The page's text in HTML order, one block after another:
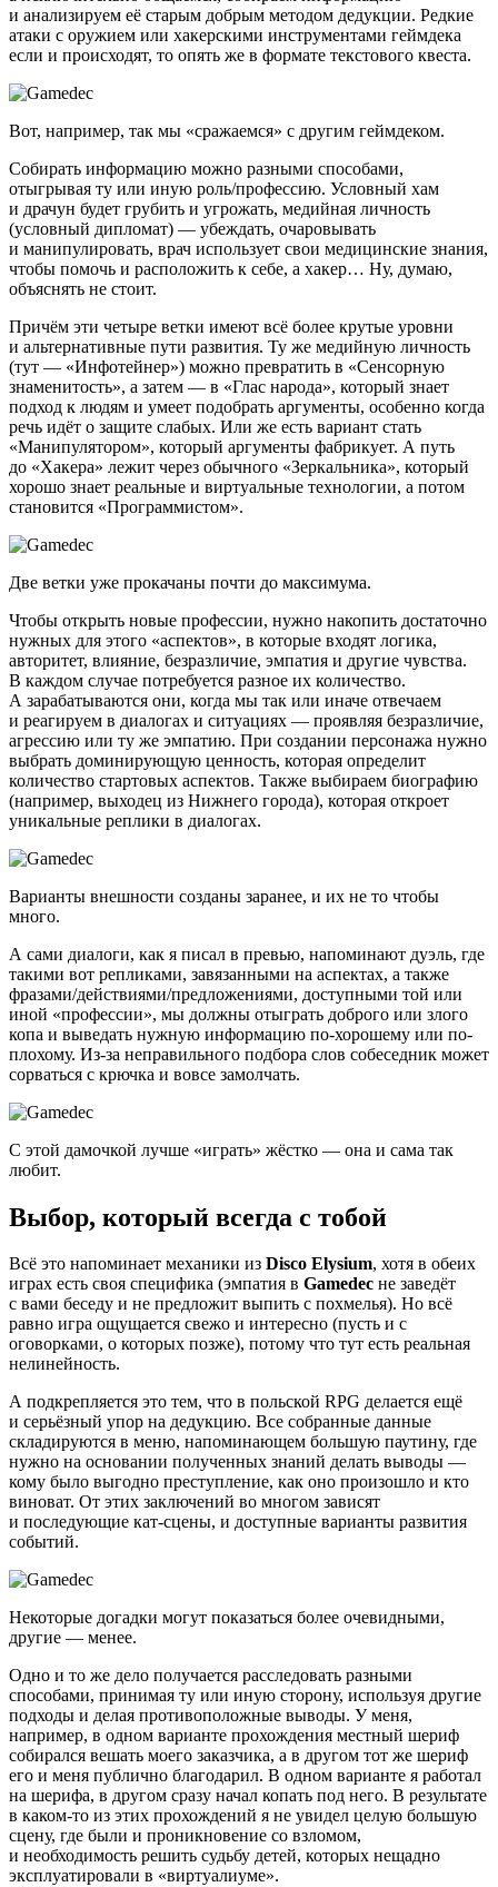
и анализируем её старым добрым методом дедукции. Редкие
атаки с оружием или хакерскими инструментами геймдека
если и происходят, то опять же в формате текстового квеста.
Вот, например, так мы «сражаемся» с другим геймдеком.
Собирать информацию можно разными способами,
отыгрывая ту или иную роль/профессию. Условный хам
и драчун будет грубить и угрожать, медийная личность
(условный дипломат) — убеждать, очаровывать
и манипулировать, врач использует свои медицинские знания,
чтобы помочь и расположить к себе, а хакер… Ну, думаю,
объяснять не стоит.
Причём эти четыре ветки имеют всё более крутые уровни
и альтернативные пути развития. Ту же медийную личность
(тут — «Инфотейнер») можно превратить в «Сенсорную
знаменитость», а затем — в «Глас народа», который знает
подход к людям и умеет подобрать аргументы, особенно когда
речь идёт о защите слабых. Или же есть вариант стать
«Манипулятором», который аргументы фабрикует. А путь
до «Хакера» лежит через обычного «Зеркальника», который
хорошо знает реальные и виртуальные технологии, а потом
становится «Программистом».
Две ветки уже прокачаны почти до максимума.
Чтобы открыть новые профессии, нужно накопить достаточно
нужных для этого «аспектов», в которые входят логика,
авторитет, влияние, безразличие, эмпатия и другие чувства.
В каждом случае потребуется разное их количество.
А зарабатываются они, когда мы так или иначе отвечаем
и реагируем в диалогах и ситуациях — проявляя безразличие,
агрессию или ту же эмпатию. При создании персонажа нужно
выбрать доминирующую ценность, которая определит
количество стартовых аспектов. Также выбираем биографию
(например, выходец из Нижнего города), которая откроет
уникальные реплики в диалогах.
Варианты внешности созданы заранее, и их не то чтобы
много.
А сами диалоги, как я писал в превью, напоминают дуэль, где
такими вот репликами, завязанными на аспектах, а также
фразами/действиями/предложениями, доступными той или
иной «профессии», мы должны отыграть доброго или злого
копа и выведать нужную информацию по-хорошему или по-
плохому. Из-за неправильного подбора слов собеседник может
сорваться с крючка и вовсе замолчать.
С этой дамочкой лучше «играть» жёстко — она и сама так
любит.
Выбор, который всегда с тобой
Всё это напоминает механики из Disco Elysium, хотя в обeих
играх есть своя специфика (эмпатия в Gamedec не заведёт
с вами беседу и не предложит выпить с похмелья). Но всё
равно игра ощущается свежо и интересно (пусть и с
оговорками, о которых позже), потому что тут есть реальная
нелинейность.
А подкрепляется это тем, что в польской RPG делается ещё
и серьёзный упор на дедукцию. Все собранные данные
складируются в меню, напоминающем большую паутину, где
нужно на основании полученных знаний делать выводы —
кому было выгодно преступление, как оно произошло и кто
виноват. От этих заключений во многом зависят
и последующие кат-сцены, и доступные варианты развития
событий.
Некоторые догадки могут показаться более очевидными,
другие — менее.
Одно и то же дело получается расследовать разными
способами, принимая ту или иную сторону, используя другие
подходы и делая противоположные выводы. У меня,
например, в одном варианте прохождения местный шериф
собирался вешать моего заказчика, а в другом тот же шериф
его и меня публично благодарил. В одном варианте я работал
на шерифа, в другом сразу начал копать под него. В результате
в каком-то из этих прохождений я не увидел целую большую
сцену, где были и проникновение со взломом,
и необходимость решить судьбу детей, которых нещадно
эксплуатировали в «виртуалиуме».